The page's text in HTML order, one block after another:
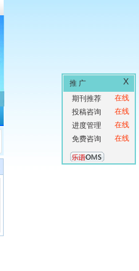
X
推 广
在线
期刊推荐
在线
投稿咨询
在线
进度管理
在线
免费咨询